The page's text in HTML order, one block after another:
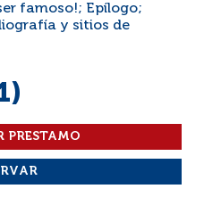
famoso!; Epílogo;
y sitios de